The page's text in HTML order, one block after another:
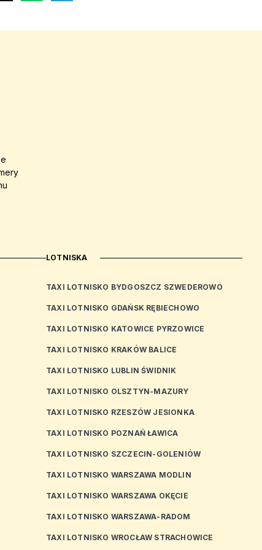
LOTNISKA
TAXI LOTNISKO BYDGOSZCZ SZWEDEROWO
TAXI LOTNISKO GDAŃSK RĘBIECHOWO
TAXI LOTNISKO KATOWICE PYRZOWICE
TAXI LOTNISKO KRAKÓW BALICE
TAXI LOTNISKO LUBLIN ŚWIDNIK
TAXI LOTNISKO OLSZTYN-MAZURY
TAXI LOTNISKO RZESZÓW JESIONKA
TAXI LOTNISKO POZNAŃ ŁAWICA
TAXI LOTNISKO SZCZECIN-GOLENIÓW
TAXI LOTNISKO WARSZAWA MODLIN
TAXI LOTNISKO WARSZAWA OKĘCIE
TAXI LOTNISKO WARSZAWA-RADOM
TAXI LOTNISKO WROCŁAW STRACHOWICE